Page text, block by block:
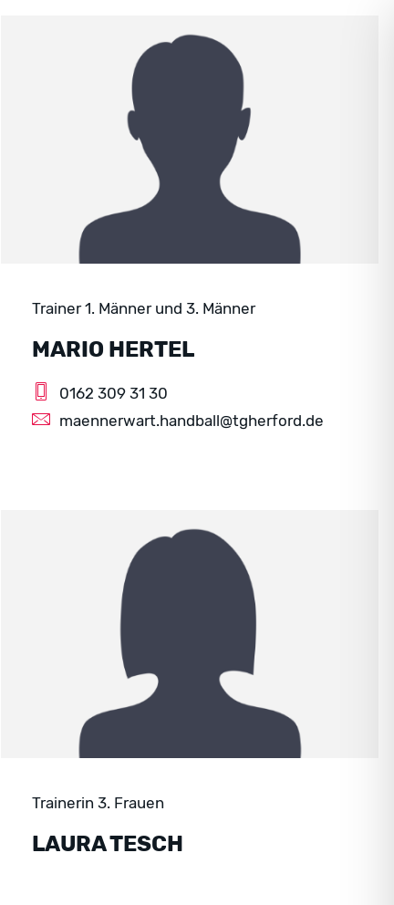
Trainer 1. Männer und 3. Männer
MARIO HERTEL
0162 309 31 30
maennerwart.handball@tgherford.de
Trainerin 3. Frauen
LAURA TESCH